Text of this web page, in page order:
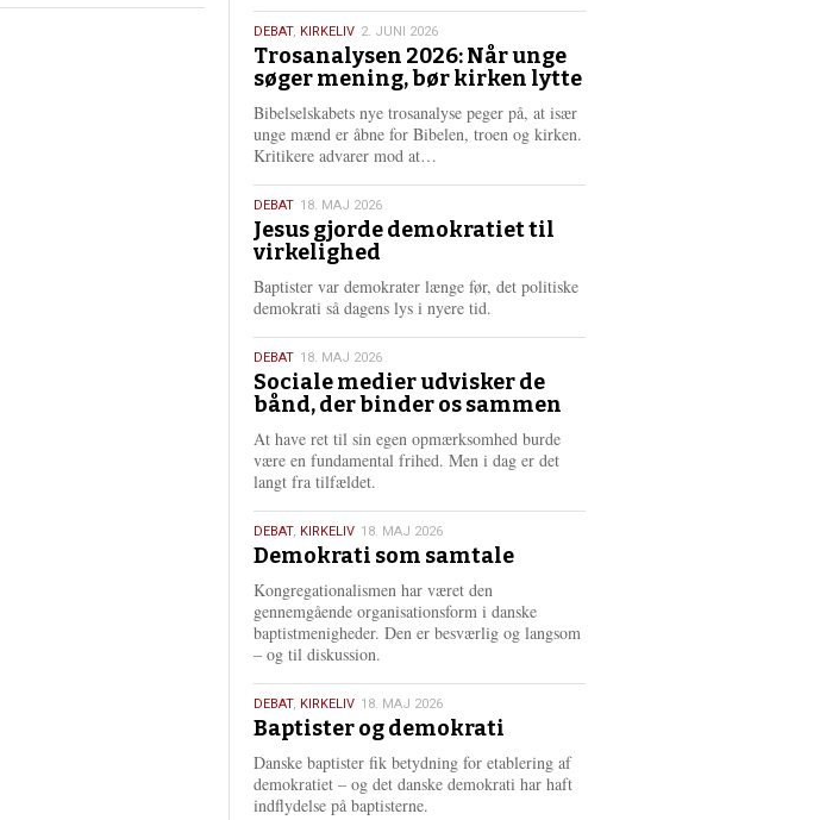
s
r
e
2.
juni
2026
DEBAT, KIRKELIV 2. JUNI 2026
Trosanalysen 2026: Når unge
søger mening, bør kirken lytte
Bibelselskabets nye trosanalyse peger på, at især
unge mænd er åbne for Bibelen, troen og kirken.
Kritikere advarer mod at…
e
e
18.
maj
2026
DEBAT 18. MAJ 2026
Jesus gjorde demokratiet til
virkelighed
Baptister var demokrater længe før, det politiske
demokrati så dagens lys i nyere tid.
18.
maj
2026
DEBAT 18. MAJ 2026
Sociale medier udvisker de
bånd, der binder os sammen
At have ret til sin egen opmærksomhed burde
være en fundamental frihed. Men i dag er det
langt fra tilfældet.
18.
maj
2026
DEBAT, KIRKELIV 18. MAJ 2026
Demokrati som samtale
Kongregationalismen har været den
gennemgående organisationsform i danske
baptistmenigheder. Den er besværlig og langsom
– og til diskussion.
18.
maj
2026
DEBAT, KIRKELIV 18. MAJ 2026
Baptister og demokrati
Danske baptister fik betydning for etablering af
demokratiet – og det danske demokrati har haft
indflydelse på baptisterne.